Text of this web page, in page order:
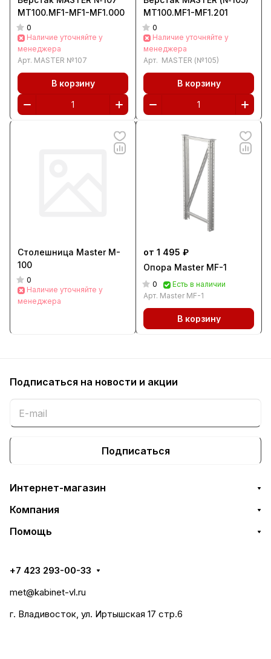
MT100.MF1-MF1-MF1.000
0
Наличие уточняйте у
менеджера
Арт. MASTER №107
В корзину
MT100.MF1-MF1.201
0
Наличие уточняйте у
менеджера
Арт. MASTER (№105)
В корзину
Столешница Master M-
100
0
Наличие уточняйте у
менеджера
от 1 495 ₽
Опора Master MF-1
0
Есть в наличии
Арт. Master MF-1
В корзину
Подписаться на новости и акции
Подписаться
Интернет-магазин
Компания
Помощь
+7 423 293-00-33
met@kabinet-vl.ru
г. Владивосток, ул. Иртышская 17 стр.6